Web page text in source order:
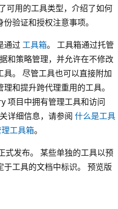
可用的工具类型，介绍了如何
验证和授权注意事项。
通过 工具箱。 工具箱通过托管
和策略管理，并允许在不修改
。 尽管工具也可以直接附加
和提升跨代理重用的工具。
项目中拥有管理工具和访问
详细信息，请参阅 什么是工具
工具箱。
式发布。 某些单独的工具以预
工具的文档中标识。 预览版